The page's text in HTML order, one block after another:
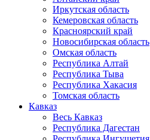
Иркутская область
Кемеровская область
Красноярский край
Новосибирская область
Омская область
Республика Алтай
Республика Тыва
Республика Хакасия
Томская область
Кавказ
Весь Кавказ
Республика Дагестан